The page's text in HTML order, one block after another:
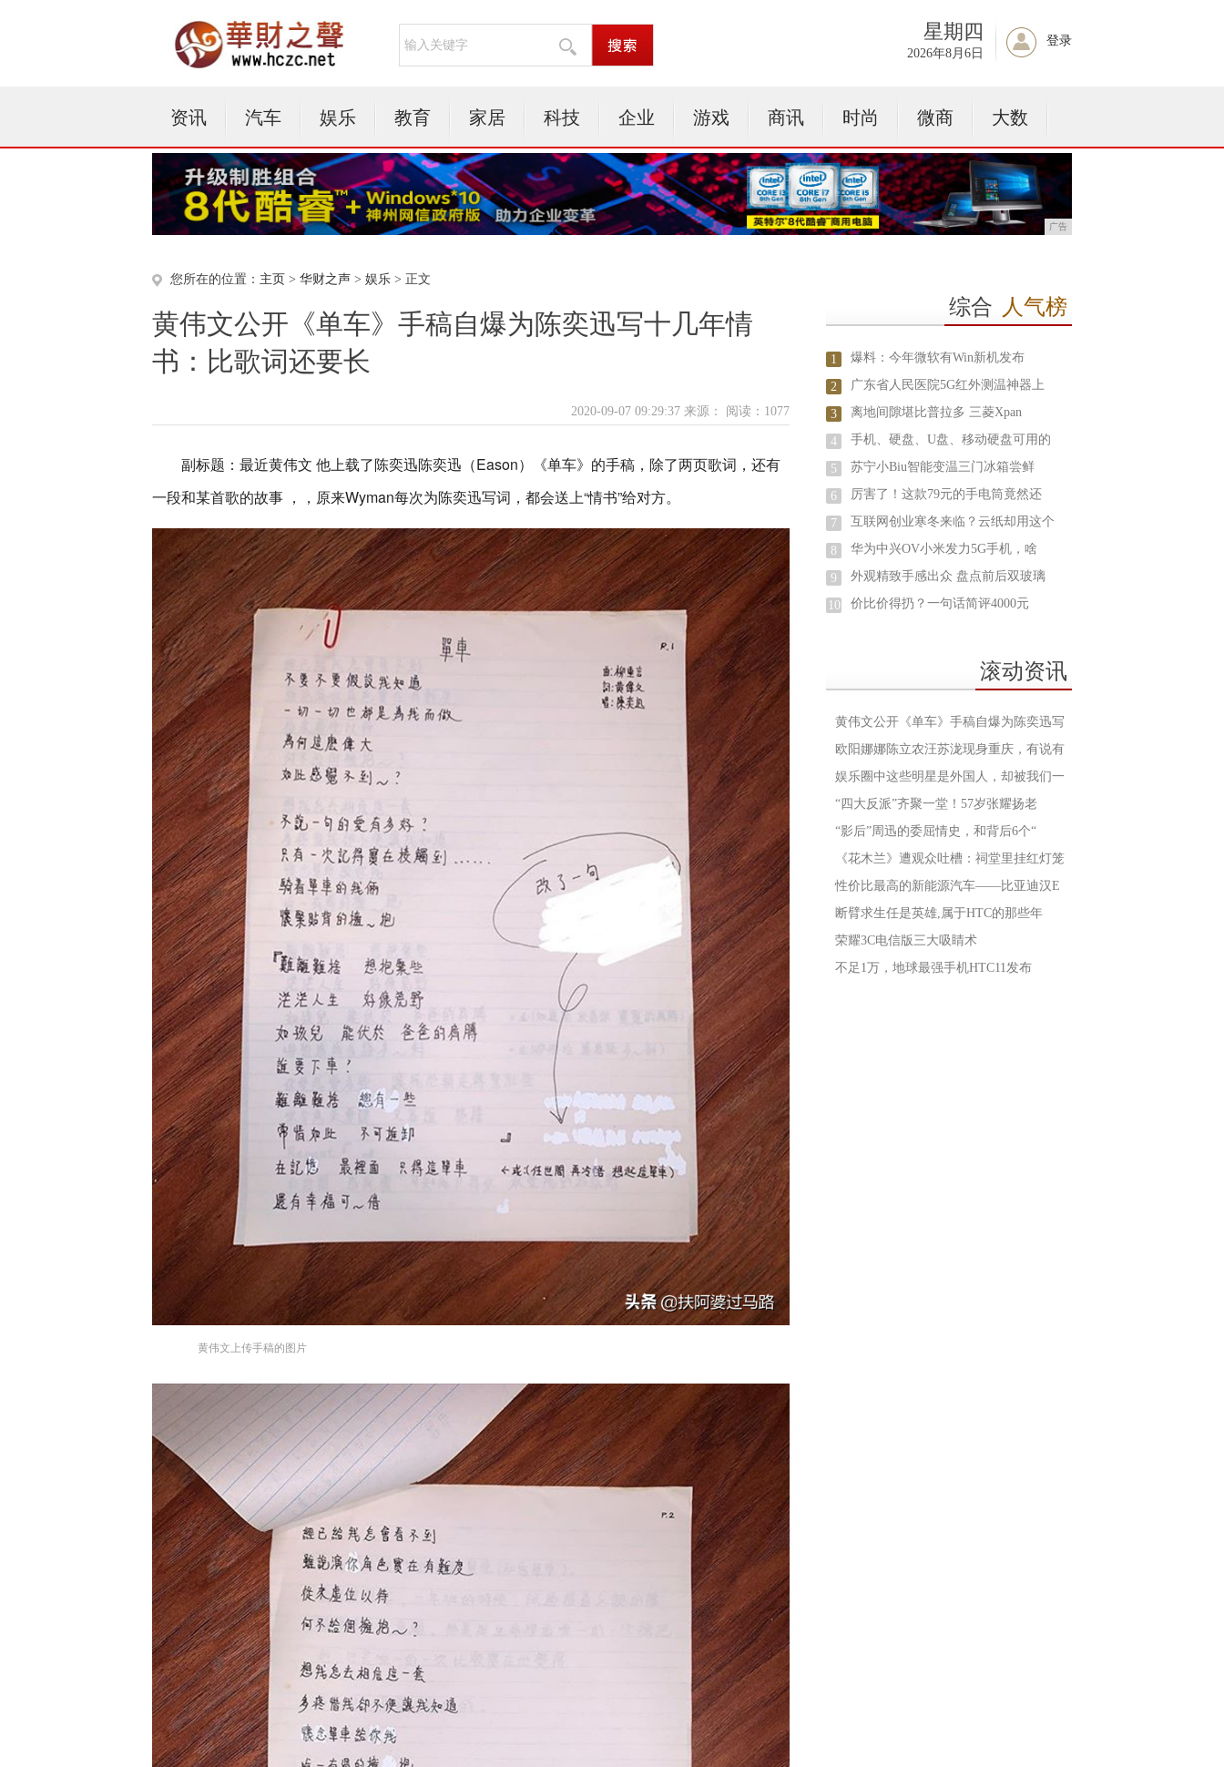
星期四
2026年8月6日
登录
资讯 汽车 娱乐 教育 家居 科技 企业 游戏 商讯 时尚 微商 大数
广告
您所在的位置： 主页 > 华财之声 > 娱乐 > 正文
黄伟文公开《单车》手稿自爆为陈奕迅写十几年情
书：比歌词还要长
2020-09-07 09:29:37 来源： 阅读：1077
副标题：最近黄伟文 他上载了陈奕迅陈奕迅（Eason）《单车》的手稿，除了两页歌词，还有
一段和某首歌的故事 ，，原来Wyman每次为陈奕迅写词，都会送上“情书”给对方。
黄伟文上传手稿的图片
综合 人气榜
1 爆料：今年微软有Win新机发布
2 广东省人民医院5G红外测温神器上
3 离地间隙堪比普拉多 三菱Xpan
4 手机、硬盘、U盘、移动硬盘可用的
5 苏宁小Biu智能变温三门冰箱尝鲜
6 厉害了！这款79元的手电筒竟然还
7 互联网创业寒冬来临？云纸却用这个
8 华为中兴OV小米发力5G手机，啥
9 外观精致手感出众 盘点前后双玻璃
10 价比价得扔？一句话简评4000元
滚动资讯
黄伟文公开《单车》手稿自爆为陈奕迅写
欧阳娜娜陈立农汪苏泷现身重庆，有说有
娱乐圈中这些明星是外国人，却被我们一
“四大反派”齐聚一堂！57岁张耀扬老
“影后”周迅的委屈情史，和背后6个“
《花木兰》遭观众吐槽：祠堂里挂红灯笼
性价比最高的新能源汽车——比亚迪汉E
断臂求生任是英雄,属于HTC的那些年
荣耀3C电信版三大吸睛术
不足1万，地球最强手机HTC11发布